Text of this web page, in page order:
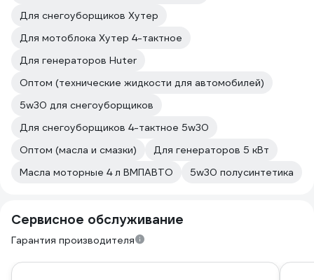
Для снегоуборщиков Хутер
Для мотоблока Хутер 4-тактное
Для генераторов Huter
Оптом (технические жидкости для автомобилей)
5w30 для снегоуборщиков
Для снегоуборщиков 4-тактное 5w30
Оптом (масла и смазки)
Для генераторов 5 кВт
Масла моторные 4 л ВМПАВТО
5w30 полусинтетика
Сервисное обслуживание
Гарантия производителя